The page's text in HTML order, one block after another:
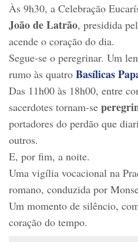
Às 9h30, a Celebração
João de Latrão, presidida
acende o coração do dia.
Segue-se o peregrinar. Um
rumo às quatro Basílicas
Das 11h00 às 18h00, entre
sacerdotes tornam-se
portadores do perdão que
outros.
E, por fim, a noite.
Uma vigília vocacional na
romano, conduzida por
Um momento de silêncio,
coração do tempo.